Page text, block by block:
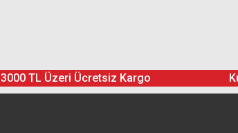
3000 TL Üzeri Ücretsiz Kargo